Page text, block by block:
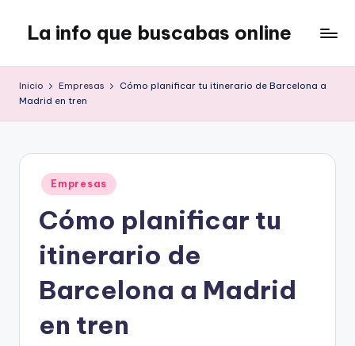
contenido
La info que buscabas online
para
Inicio Empresas
Cómo planificar tu itinerario de Barcelona a
Madrid en tren
Publicado
en
Empresas
Cómo planificar tu
itinerario de
Barcelona a Madrid
en tren